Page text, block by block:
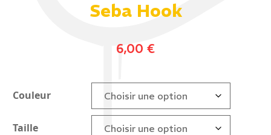
Seba Hook
6,00 €
Couleur
Taille